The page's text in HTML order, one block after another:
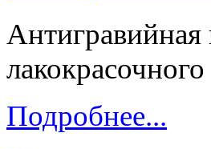
Антигравийная
Подробнее...